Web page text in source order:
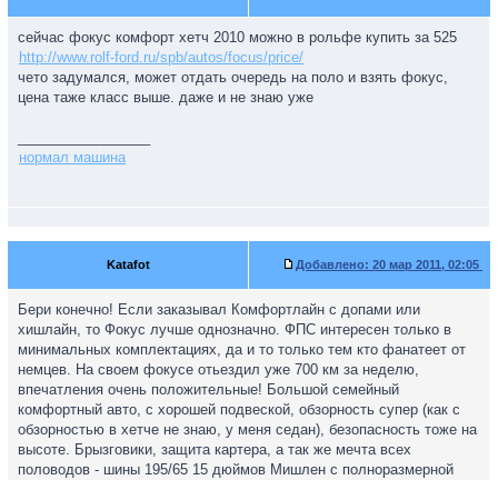
сейчас фокус комфорт хетч 2010 можно в рольфе купить за 525
http://www.rolf-ford.ru/spb/autos/focus/price/
чето задумался, может отдать очередь на поло и взять фокус,
цена таже класс выше. даже и не знаю уже
нормал машина
Katafot Добавлено: 20 мар 2011, 02:05
Бери конечно! Если заказывал Комфортлайн с допами или
хишлайн, то Фокус лучше однозначно. ФПС интересен только в
минимальных комплектациях, да и то только тем кто фанатеет от
немцев. На своем фокусе отьездил уже 700 км за неделю,
впечатления очень положительные! Большой семейный
комфортный авто, с хорошей подвеской, обзорность супер (как с
обзорностью в хетче не знаю, у меня седан), безопасность тоже на
высоте. Брызговики, защита картера, а так же мечта всех
половодов - шины 195/65 15 дюймов Мишлен с полноразмерной